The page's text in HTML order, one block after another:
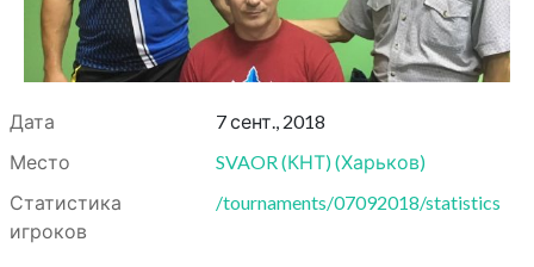
Дата
7 сент., 2018
Место
SVAOR (КНТ)(Харьков)
Статистика
игроков
/tournaments/07092018/statistics